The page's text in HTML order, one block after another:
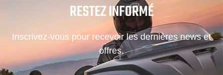
RESTEZ INFORMÉ
Inscrivez-vous pour recevoir les dernières news et
offres.